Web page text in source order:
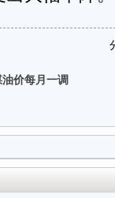
价每月一调